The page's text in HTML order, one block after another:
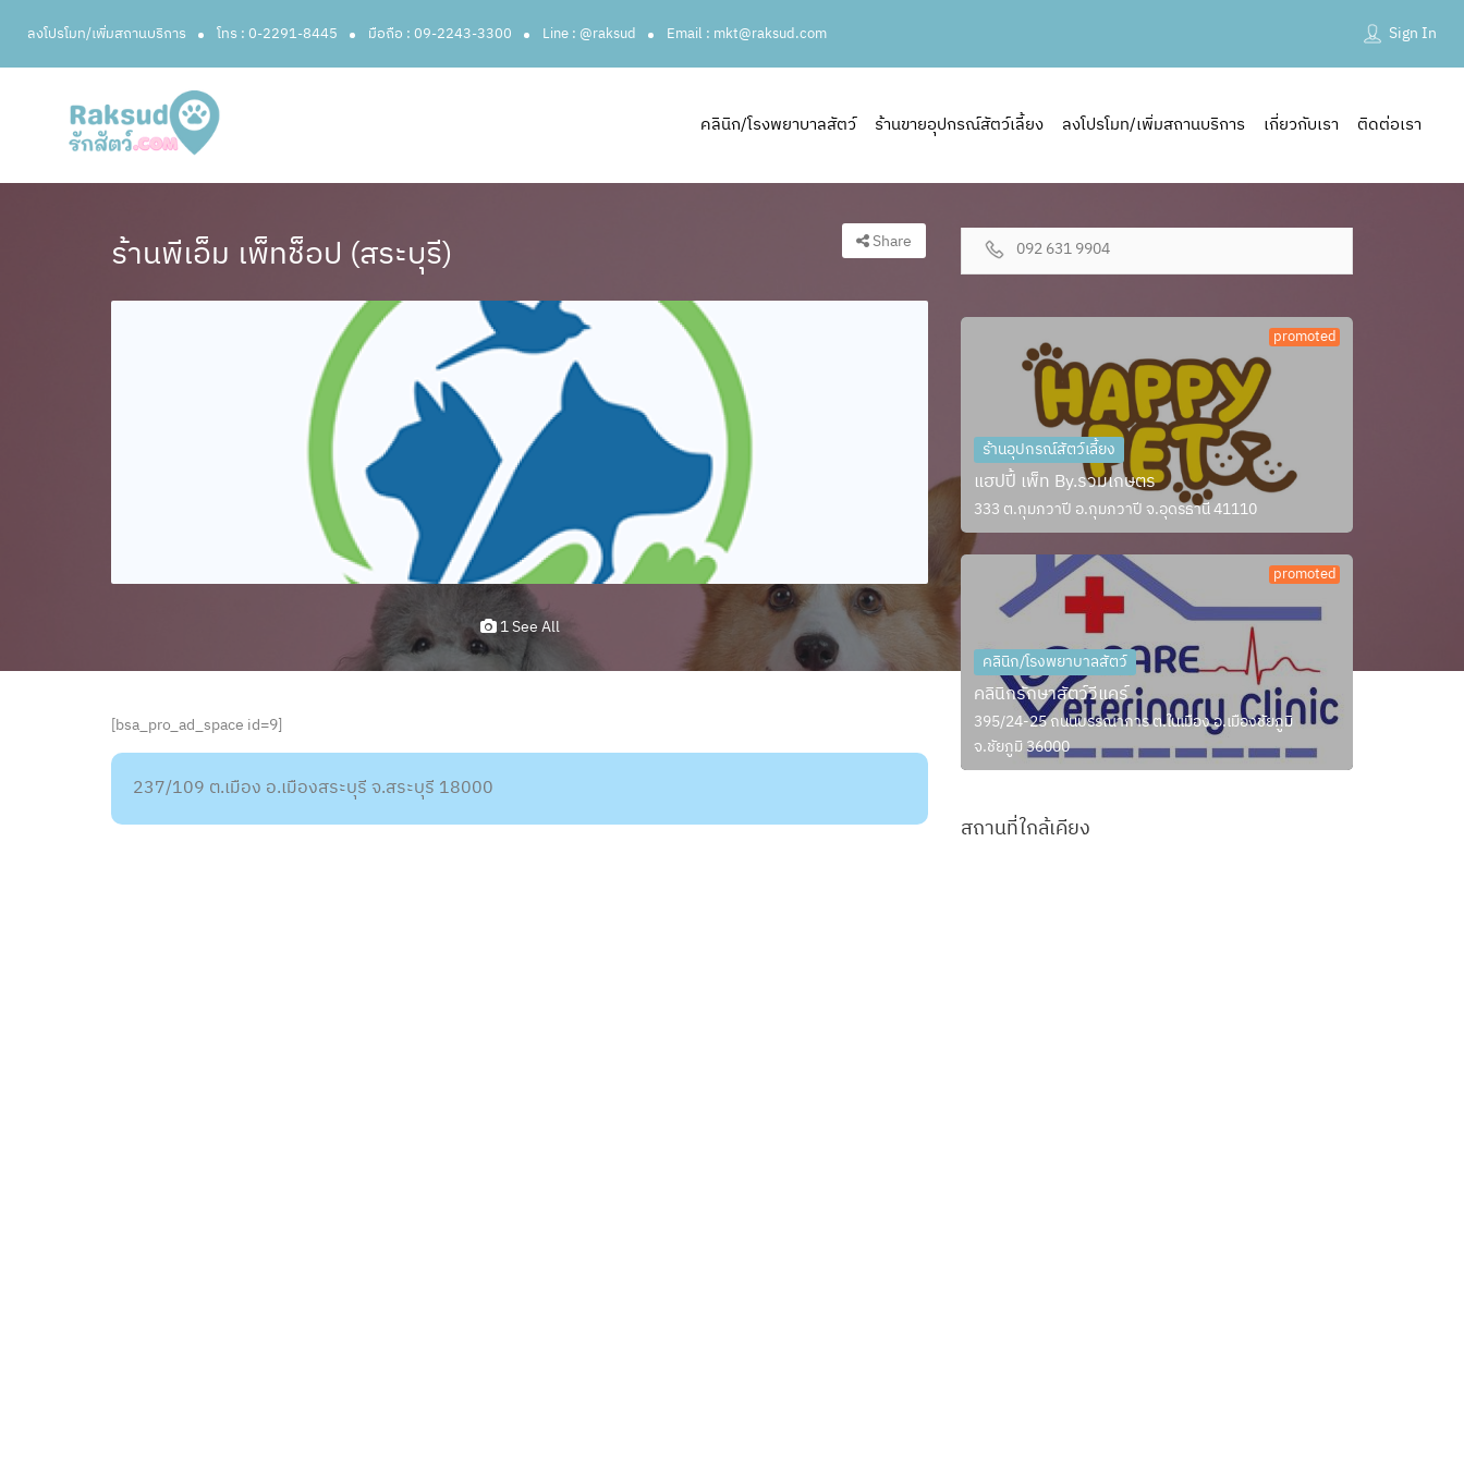
ลงโปรโมท/เพิ่มสถานบริการ โทร : 0-2291-8445 มือถือ : 09-2243-3300 Line : @raksud Email : mkt@raksud.com Sign In
คลินิก/โรงพยาบาลสัตว์ ร้านขายอุปกรณ์สัตว์เลี้ยง ลงโปรโมท/เพิ่มสถานบริการ เกี่ยวกับเรา ติดต่อเรา
ร้านพีเอ็ม เพ็ทช็อป (สระบุรี) Share
1 See All
[bsa_pro_ad_space id=9]
237/109 ต.เมือง อ.เมืองสระบุรี จ.สระบุรี 18000
092 631 9904
promoted
ร้านอุปกรณ์สัตว์เลี้ยง
แฮปปี้ เพ็ท By.รวมเกษตร
333 ต.กุมภวาปี อ.กุมภวาปี จ.อุดรธานี 41110
promoted
คลินิก/โรงพยาบาลสัตว์
คลินิกรักษาสัตว์วีแคร์
395/24-25 ถนนบรรณาการ ต.ในเมือง อ.เมืองชัยภูมิ
จ.ชัยภูมิ 36000
สถานที่ใกล้เคียง